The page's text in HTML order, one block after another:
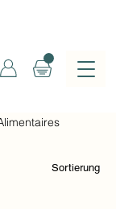
Sortierung